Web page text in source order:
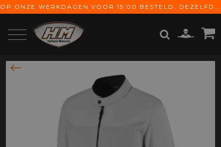
OP ONZE WERKDAGEN VOOR 15:00 BESTELD, DEZELFDE DAG VERZONDEN! GRATIS VERZENDING VANAF € 65,-